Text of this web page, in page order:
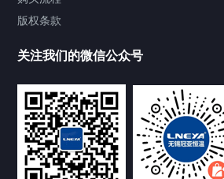
Chamber试验箱
FREEZER低温箱
版权条款
关注我们的微信公众号